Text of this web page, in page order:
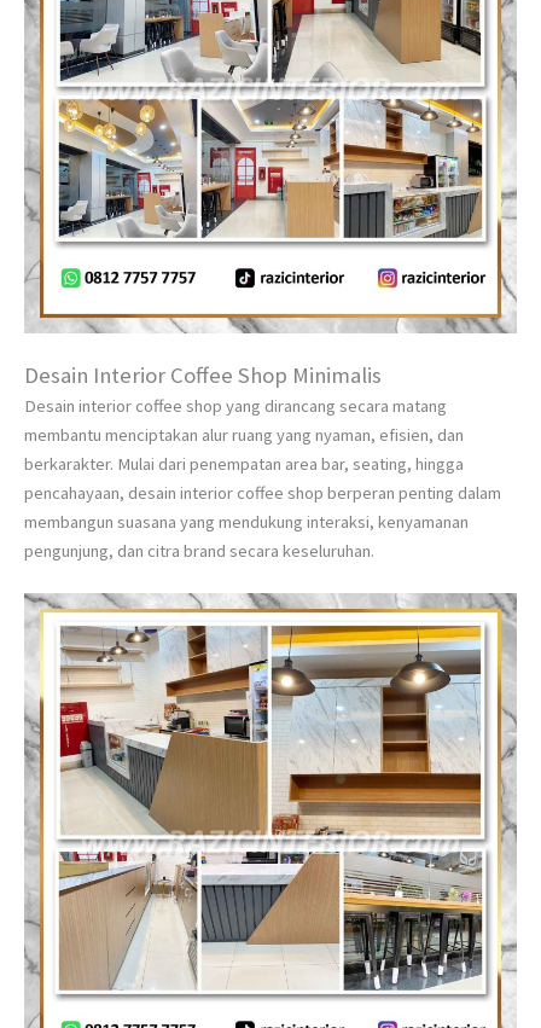
Desain Interior Coffee Shop Minimalis
Desain interior coffee shop yang dirancang secara matang
membantu menciptakan alur ruang yang nyaman, efisien, dan
berkarakter. Mulai dari penempatan area bar, seating, hingga
pencahayaan, desain interior coffee shop berperan penting dalam
membangun suasana yang mendukung interaksi, kenyamanan
pengunjung, dan citra brand secara keseluruhan.